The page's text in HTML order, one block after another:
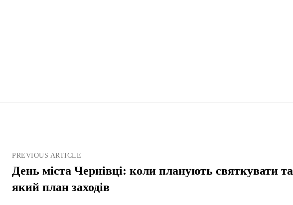
PREVIOUS ARTICLE
День міста Чернівці: коли планують святкувати та
який план заходів